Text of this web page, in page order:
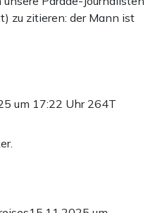
zu zitieren: der Mann ist
um 17:22 Uhr 264T